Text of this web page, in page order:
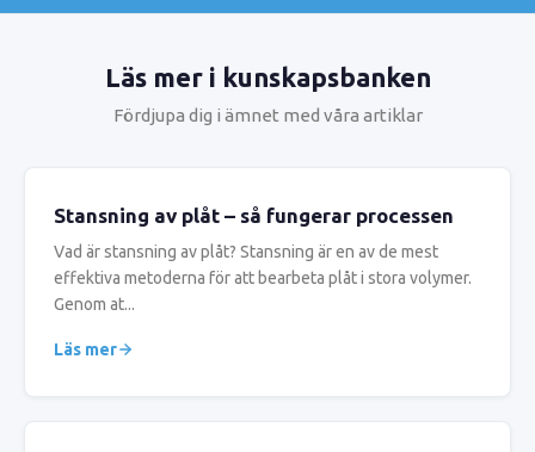
Läs mer i kunskapsbanken
Fördjupa dig i ämnet med våra artiklar
Stansning av plåt – så fungerar processen
Vad är stansning av plåt? Stansning är en av de mest
effektiva metoderna för att bearbeta plåt i stora volymer.
Genom at...
Läs mer